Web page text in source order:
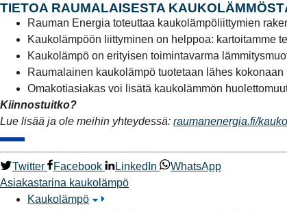
TIETOA RAUMALAISESTA
Rauman Energia toteuttaa kaukolämpöliittymien
Kaukolämpöön liittyminen on helppoa: kartoitamme
Kaukolämpö on erityisen toimintavarma
Raumalainen kaukolämpö tuotetaan lähes
Omakotiasiakas voi lisätä kaukolämmön
Kiinnostuitko?
Lue lisää ja ole meihin yhteydessä: raumanenergia.fi/
Twitter Facebook LinkedIn
WhatsApp
Asiakastarina kaukolämpö
Kaukolämpö